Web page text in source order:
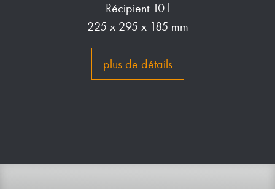
Récipient 10 l
225 x 295 x 185 mm
plus de détails